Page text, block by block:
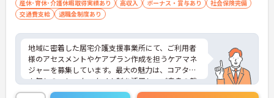
産休･育休･介護休暇取得実績あり
高収入 ボーナス・賞与あり
社会保険完備
交通費支給
退職金制度あり
地域に密着した居宅介護支援事業所にて、ご利用者
様のアセスメントやケアプラン作成を担うケアマネ
ジャーを募集しています。最大の魅力は、コアタイ
ム無しのフレックスタイム制を活用し、ご自身の裁
量でスケジュールを管理できる点です。ご自宅から